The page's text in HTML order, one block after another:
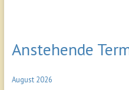
Anstehende
August 2026